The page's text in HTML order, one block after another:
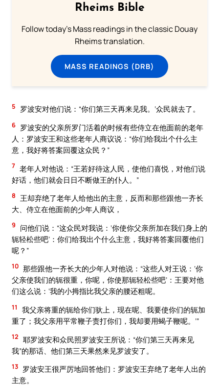
Rheims Bible
Follow today's Mass readings in the classic Douay
Rheims translation.
MASS READINGS (DRB)
5 罗波安对他们说：“你们第三天再来见我。’众民就去了。
6 罗波安的父亲所罗门活着的时候有些侍立在他面前的老年
人：罗波安王和这些老年人商议说：“你们给我出个什么主
意，我好将答案回覆这众民？”
7 老年人对他说：“王若好待这人民，使他们喜悦，对他们说
好话，他们就会日日不断做王的仆人。”
8 王却弃绝了老年人给他出的主意，反而和那些跟他一齐长
大、侍立在他面前的少年人商议，
9
问他们说：“这众民对我说：‘你使你父亲所加在我们身上的
轭轻松些吧’：你们给我出个什么主意，我好将答案回覆他们
呢？”
10 那些跟他一齐长大的少年人对他说：“这些人对王说：‘你
父亲使我们的轭很重，你呢，你使那轭轻松些吧’：王要对他
们这么说：‘我的小拇指比我父亲的腰还粗呢。
11
我父亲将重的轭给你们驮上，现在呢、我要使你们的轭加
重了；我父亲用平常鞭子责打你们，我却要用蝎子鞭呢。’”
12 耶罗波安和众民照罗波安王所说：“你们第三天再来见
我”的那话、他们第三天果然来见罗波安了。
13 罗波安王很严厉地回答他们：罗波安王弃绝了老年人出的
主意。